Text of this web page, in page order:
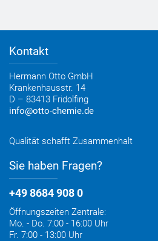
Verbrauchsrechner
Medienportal
Bestelloptionen
Elektronischer Rechnungsversand
Entsorgung & Verpackungsrücknahme
Kontakt
Hermann Otto GmbH
Krankenhausstr. 14
D – 83413 Fridolfing
info@otto-chemie.de
Qualität schafft Zusammenhalt
Sie haben Fragen?
+49 8684 908 0
Öffnungszeiten Zentrale:
Mo. - Do. 7:00 - 16:00 Uhr
Fr. 7:00 - 13:00 Uhr